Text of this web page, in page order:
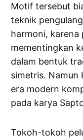
Motif tersebut
teknik
harmoni, karena
mementingkan
dalam bentuk
simetris. Namun
era modern
pada karya
Tokoh-tokoh